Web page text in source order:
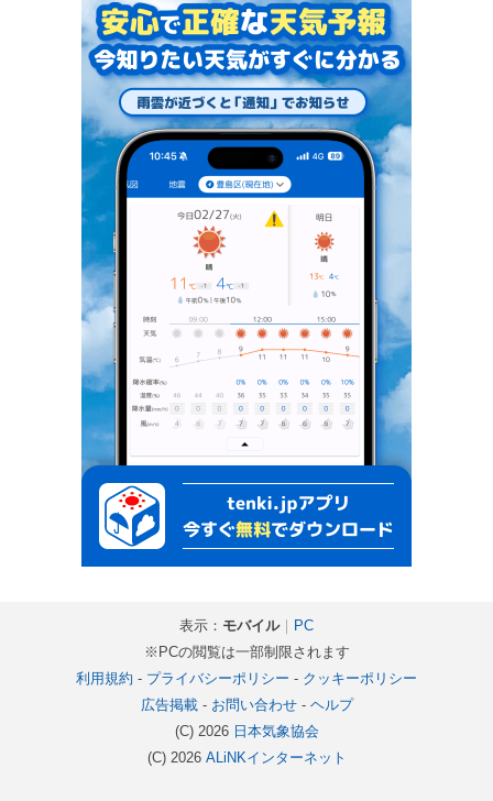
表示： モバイル｜ PC
※PCの閲覧は一部制限されます
利用規約 - プライバシーポリシー - クッキーポリシー
広告掲載- お問い合わせ- ヘルプ
(C) 2026 日本気象協会
(C) 2026 ALiNKインターネット